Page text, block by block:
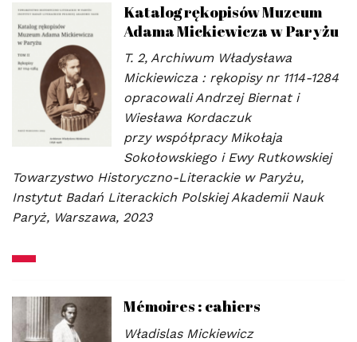
Katalog rękopisów Muzeum
Adama Mickiewicza w Paryżu
T. 2, Archiwum Władysława
Mickiewicza : rękopisy nr 1114-1284
opracowali Andrzej Biernat i
Wiesława Kordaczuk
przy współpracy Mikołaja
Sokołowskiego i Ewy Rutkowskiej
Towarzystwo Historyczno-Literackie w Paryżu,
Instytut Badań Literackich Polskiej Akademii Nauk
Paryż, Warszawa, 2023
Mémoires : cahiers
Władislas Mickiewicz